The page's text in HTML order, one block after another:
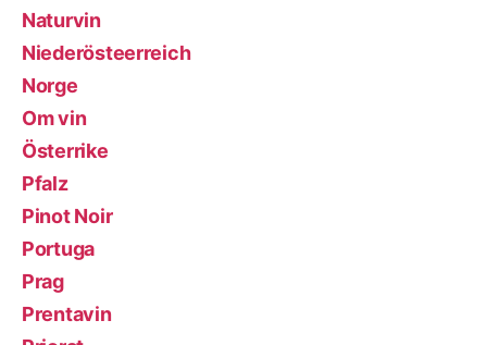
Naturvin
Niederösteerreich
Norge
Om vin
Österrike
Pfalz
Pinot Noir
Portuga
Prag
Prentavin